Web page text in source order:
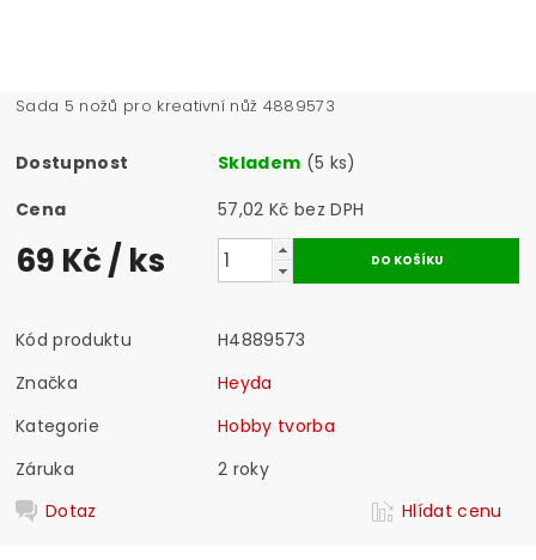
Sada 5 nožů pro kreativní nůž 4889573
Dostupnost Skladem (5 ks)
Cena
57,02 Kč bez DPH
69 Kč/ ks
Kód produktu
H4889573
Značka
Heyda
Kategorie
Hobby tvorba
Záruka
2 roky
Dotaz
Hlídat cenu